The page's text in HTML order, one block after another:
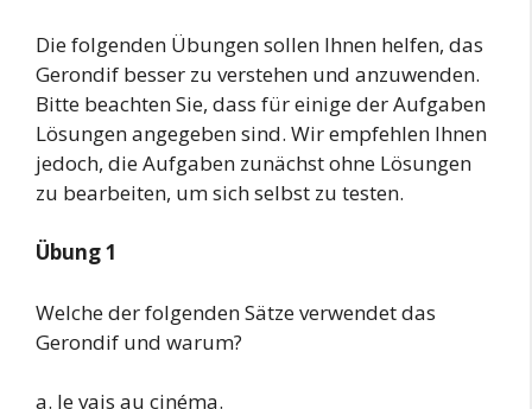
Die folgenden Übungen sollen Ihnen helfen, das
Gerondif besser zu verstehen und anzuwenden.
Bitte beachten Sie, dass für einige der Aufgaben
Lösungen angegeben sind. Wir empfehlen Ihnen
jedoch, die Aufgaben zunächst ohne Lösungen
zu bearbeiten, um sich selbst zu testen.
Übung 1
Welche der folgenden Sätze verwendet das
Gerondif und warum?
a. Je vais au cinéma.